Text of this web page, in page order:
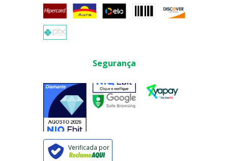
Segurança
Verificada por